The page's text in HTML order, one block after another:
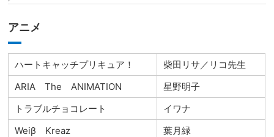
アニメ
ハートキャッチプリキュア！
柴田リサ／リコ先生
ARIA The ANIMATION
星野明子
トラブルチョコレート
イワナ
Weiβ Kreaz
葉月緑